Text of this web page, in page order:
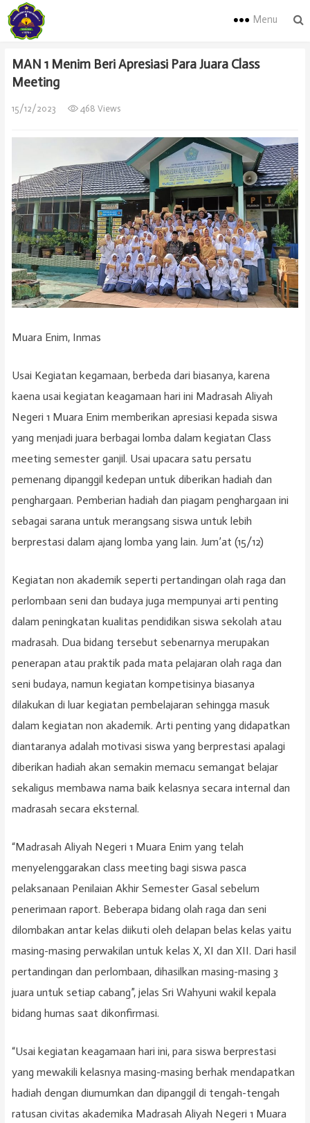
Menu
MAN 1 Menim Beri Apresiasi Para Juara Class
Meeting
15/12/2023 468 Views
Muara Enim, Inmas
Usai Kegiatan kegamaan, berbeda dari biasanya, karena
kaena usai kegiatan keagamaan hari ini Madrasah Aliyah
Negeri 1 Muara Enim memberikan apresiasi kepada siswa
yang menjadi juara berbagai lomba dalam kegiatan Class
meeting semester ganjil. Usai upacara satu persatu
pemenang dipanggil kedepan untuk diberikan hadiah dan
penghargaan. Pemberian hadiah dan piagam penghargaan ini
sebagai sarana untuk merangsang siswa untuk lebih
berprestasi dalam ajang lomba yang lain. Jum’at (15/12)
Kegiatan non akademik seperti pertandingan olah raga dan
perlombaan seni dan budaya juga mempunyai arti penting
dalam peningkatan kualitas pendidikan siswa sekolah atau
madrasah. Dua bidang tersebut sebenarnya merupakan
penerapan atau praktik pada mata pelajaran olah raga dan
seni budaya, namun kegiatan kompetisinya biasanya
dilakukan di luar kegiatan pembelajaran sehingga masuk
dalam kegiatan non akademik. Arti penting yang didapatkan
diantaranya adalah motivasi siswa yang berprestasi apalagi
diberikan hadiah akan semakin memacu semangat belajar
sekaligus membawa nama baik kelasnya secara internal dan
madrasah secara eksternal.
“Madrasah Aliyah Negeri 1 Muara Enim yang telah
menyelenggarakan class meeting bagi siswa pasca
pelaksanaan Penilaian Akhir Semester Gasal sebelum
penerimaan raport. Beberapa bidang olah raga dan seni
dilombakan antar kelas diikuti oleh delapan belas kelas yaitu
masing-masing perwakilan untuk kelas X, XI dan XII. Dari hasil
pertandingan dan perlombaan, dihasilkan masing-masing 3
juara untuk setiap cabang”, jelas Sri Wahyuni wakil kepala
bidang humas saat dikonfirmasi.
“Usai kegiatan keagamaan hari ini, para siswa berprestasi
yang mewakili kelasnya masing-masing berhak mendapatkan
hadiah dengan diumumkan dan dipanggil di tengah-tengah
ratusan civitas akademika Madrasah Aliyah Negeri 1 Muara